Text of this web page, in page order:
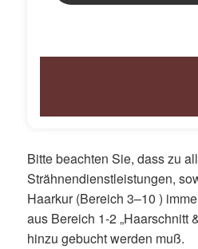
Bitte beachten Sie, dass zu
Strähnendienstleistungen,
Haarkur (Bereich 3–10 )
aus Bereich 1-2 „Haarschnitt
hinzu gebucht werden muß.